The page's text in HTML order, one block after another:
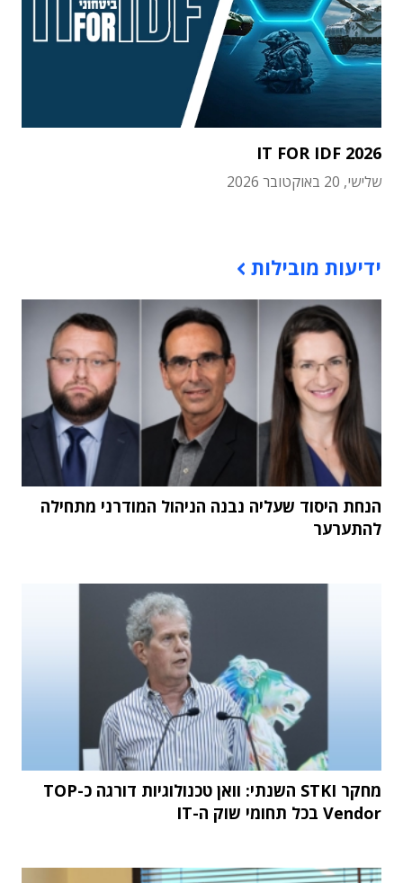
IT FOR IDF 2026
שלישי, 20 באוקטובר 2026
ידיעות מובילות
הנחת היסוד שעליה נבנה הניהול המודרני מתחילה
להתערער
מחקר STKI השנתי: וואן טכנולוגיות דורגה כ-TOP
Vendor בכל תחומי שוק ה-IT